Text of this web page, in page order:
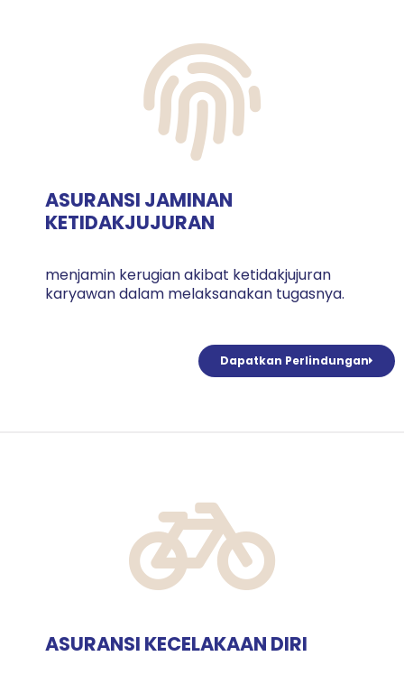
ASURANSI JAMINAN
KETIDAKJUJURAN
menjamin kerugian akibat ketidakjujuran
karyawan dalam melaksanakan tugasnya.
Dapatkan Perlindungan
ASURANSI KECELAKAAN DIRI